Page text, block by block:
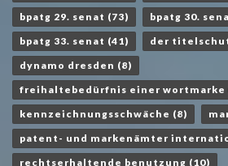
bpatg 29. senat (73) bpatg 30.
bpatg 33. senat (41) der
dynamo dresden (8)
freihaltebedürfnis einer wortmarke
kennzeichnungsschwäche (8)
patent- und markenämter
rechtserhaltende benutzung (10)